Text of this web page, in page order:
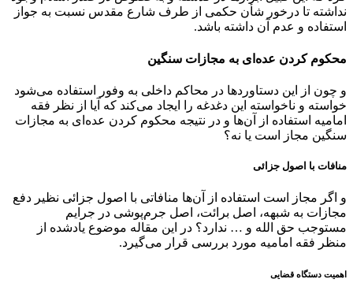
نداشته تا درخور شأن حکمی از طرف شارع مقدس نسبت به جواز
استفاده و عدم آن داشته باشد.
محکوم کردن عده‌ای به مجازات سنگین
و چون از این دستاورد‌ها در محاکم داخلی به وفور استفاده می‌شود
خواسته و ناخواسته این دغدغه را ایجاد می‌کند که آیا از نظر فقه
امامیه استفاده از آن‌ها و در نتیجه محکوم کردن عده‌ای به مجازات
سنگین مجاز است یا نه؟
منافات با اصول جزائی
و اگر مجاز است استفاده از آن‌ها منافاتی با اصول جزائی نظیر دفع
مجازات به شبهه، اصل برائت، اصل جرم‌پوشی در جرایم
مستوجب حق الله و … ندارد؟ در این مقاله موضوع یادشده از
منظر فقه امامیه مورد بررسی قرار می‌گیرد.
اهمیت دستگاه قضایی